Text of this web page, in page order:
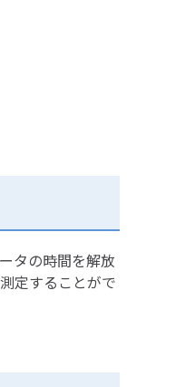
タの時間を解放
定することがで